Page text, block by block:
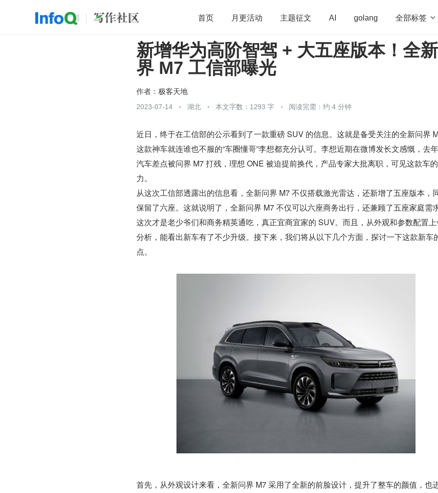
首页 月更活动 主题征文 AI golang 全部标签 
开源 架构 OpenHarmony 算法 学习方法 Web3.0 高
团队管理 程序员 运维
新增华为高阶智驾 + 大五座版本！全
界 M7 工信部曝光
作者： 极客天地
2023-07-14 湖北 本文字数：1293 字 阅读完需：约 4 分钟
近日，终于在工信部的公示看到了一款重磅 SUV 的信息。这就是备受关注的全新问界
这款神车就连谁也不服的“车圈懂哥”李想都充分认可。李想近期在微博发长文感慨，去
汽车差点被问界 M7 打残，理想 ONE 被迫提前换代，产品专家大批离职，可见这款车
力。
从这次工信部透露出的信息看，全新问界 M7 不仅搭载激光雷达，还新增了五座版本，
保留了六座。这就说明了，全新问界 M7 不仅可以六座商务出行，还兼顾了五座家庭需
这次才是老少爷们和商务精英通吃，真正宜商宜家的 SUV。而且，从外观和参数配置
分析，能看出新车有了不少升级。接下来，我们将从以下几个方面，探讨一下这款新车
点。
首先，从外观设计来看，全新问界 M7 采用了全新的前脸设计，提升了整车的颜值，也